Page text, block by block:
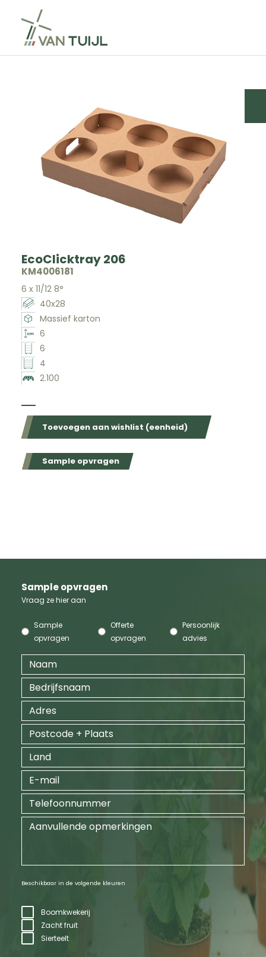
EcoClicktray 206
KM4006181
6 x 11/12 8°
40x28
Massief karton
6
6
4
2.100
Toevoegen aan wishlist (eenheid)
Sample opvragen
Sample opvragen
Vraag ze hier aan
Sample
opvragen
Offerte
opvragen
Persoonlijk
advies
Beschikbaar in de volgende kleuren
Boomkwekerij
Zacht fruit
Sierteelt